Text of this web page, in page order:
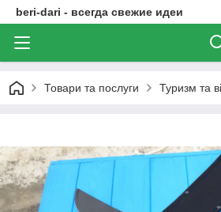
beri-dari - всегда свежие идеи
Товари та послуги Туризм та